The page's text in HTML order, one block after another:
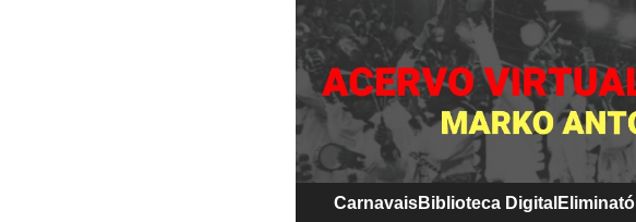
CarnavaisBiblioteca Digital